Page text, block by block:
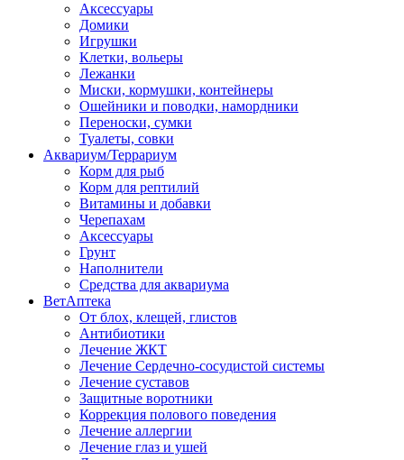
Аксессуары
Домики
Игрушки
Клетки, вольеры
Лежанки
Миски, кормушки, контейнеры
Ошейники и поводки, намордники
Переноски, сумки
Туалеты, совки
Аквариум/Террариум
Корм для рыб
Корм для рептилий
Витамины и добавки
Черепахам
Аксессуары
Грунт
Наполнители
Средства для аквариума
ВетАптека
От блох, клещей, глистов
Антибиотики
Лечение ЖКТ
Лечение Сердечно-сосудистой системы
Лечение суставов
Защитные воротники
Коррекция полового поведения
Лечение аллергии
Лечение глаз и ушей